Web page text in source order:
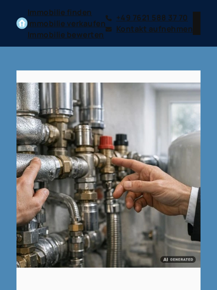
Immobilie finden
Immobilie verkaufen
Immobilie bewerten
+49 7621 588 37 70
Kontakt aufnehmen